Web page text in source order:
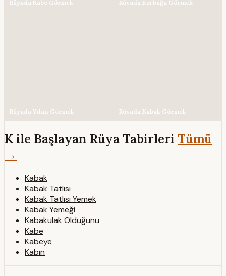
Rüyada Kabe Görmek Rüyada Kurbağa Görmek
Rüyada Yılan Görmek Rüyada Kabak Görmek
K ile Başlayan Rüya Tabirleri Tümü
→
Kabak
Kabak Tatlısı
Kabak Tatlısı Yemek
Kabak Yemeği
Kabakulak Olduğunu
Kabe
Kabeye
Kabin